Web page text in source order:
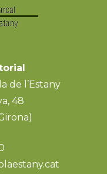
de l’Estany
48